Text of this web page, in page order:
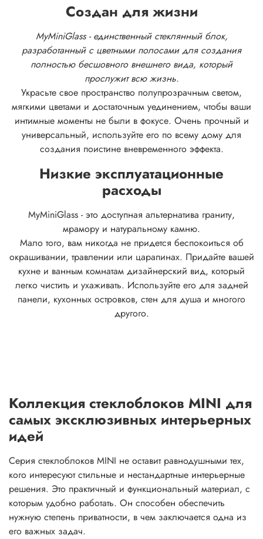
Создан для жизни
MyMiniGlass - единственный стеклянный блок,
разработанный с цветными полосами для создания
полностью бесшовного внешнего вида, который
прослужит всю жизнь.
Украсьте свое пространство полупрозрачным светом,
мягкими цветами и достаточным уединением, чтобы ваши
интимные моменты не были в фокусе. Очень прочный и
универсальный, используйте его по всему дому для
создания поистине вневременного эффекта.
Низкие эксплуатационные
расходы
MyMiniGlass - это доступная альтернатива граниту,
мрамору и натуральному камню.
Мало того, вам никогда не придется беспокоиться об
окрашивании, травлении или царапинах. Придайте вашей
кухне и ванным комнатам дизайнерский вид, который
легко чистить и ухаживать. Используйте его для задней
панели, кухонных островков, стен для душа и многого
другого.
Коллекция стеклоблоков MINI для
самых эксклюзивных интерьерных
идей
Серия стеклоблоков MINI не оставит равнодушными тех,
кого интересуют стильные и нестандартные интерьерные
решения. Это практичный и функциональный материал, с
которым удобно работать. Он способен обеспечить
нужную степень приватности, в чем заключается одна из
его важных задач.